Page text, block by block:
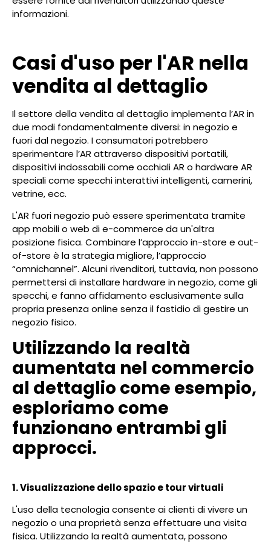
informazioni.
Casi d'uso per l'AR nella
vendita al dettaglio
Il settore della vendita al dettaglio implementa l’AR in
due modi fondamentalmente diversi: in negozio e
fuori dal negozio. I consumatori potrebbero
sperimentare l’AR attraverso dispositivi portatili,
dispositivi indossabili come occhiali AR o hardware AR
speciali come specchi interattivi intelligenti, camerini,
vetrine, ecc.
L'AR fuori negozio può essere sperimentata tramite
app mobili o web di e-commerce da un'altra
posizione fisica. Combinare l’approccio in-store e out-
of-store è la strategia migliore, l’approccio
“omnichannel”. Alcuni rivenditori, tuttavia, non possono
permettersi di installare hardware in negozio, come gli
specchi, e fanno affidamento esclusivamente sulla
propria presenza online senza il fastidio di gestire un
negozio fisico.
Utilizzando la realtà
aumentata nel commercio
al dettaglio come esempio,
esploriamo come
funzionano entrambi gli
approcci.
1. Visualizzazione dello spazio e tour virtuali
L'uso della tecnologia consente ai clienti di vivere un
negozio o una proprietà senza effettuare una visita
fisica. Utilizzando la realtà aumentata, possono